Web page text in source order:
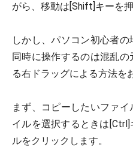
がら、移動は[Shift]キーを
しかし、パソコン初心者
同時に操作するのは混乱
る右ドラッグによる方法を
まず、コピーしたいファ
イルを選択するときは
ルをクリックします。